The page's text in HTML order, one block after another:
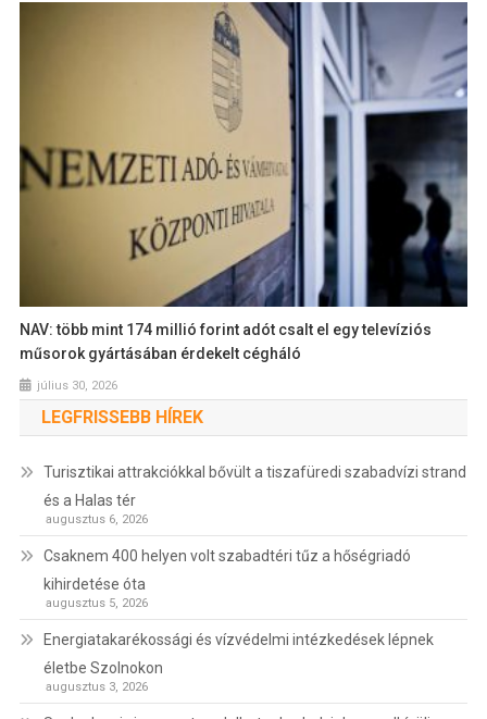
NAV: több mint 174 millió forint adót csalt el egy televíziós
műsorok gyártásában érdekelt cégháló
július 30, 2026
LEGFRISSEBB HÍREK
Turisztikai attrakciókkal bővült a tiszafüredi szabadvízi strand
és a Halas tér
augusztus 6, 2026
Csaknem 400 helyen volt szabadtéri tűz a hőségriadó
kihirdetése óta
augusztus 5, 2026
Energiatakarékossági és vízvédelmi intézkedések lépnek
életbe Szolnokon
augusztus 3, 2026